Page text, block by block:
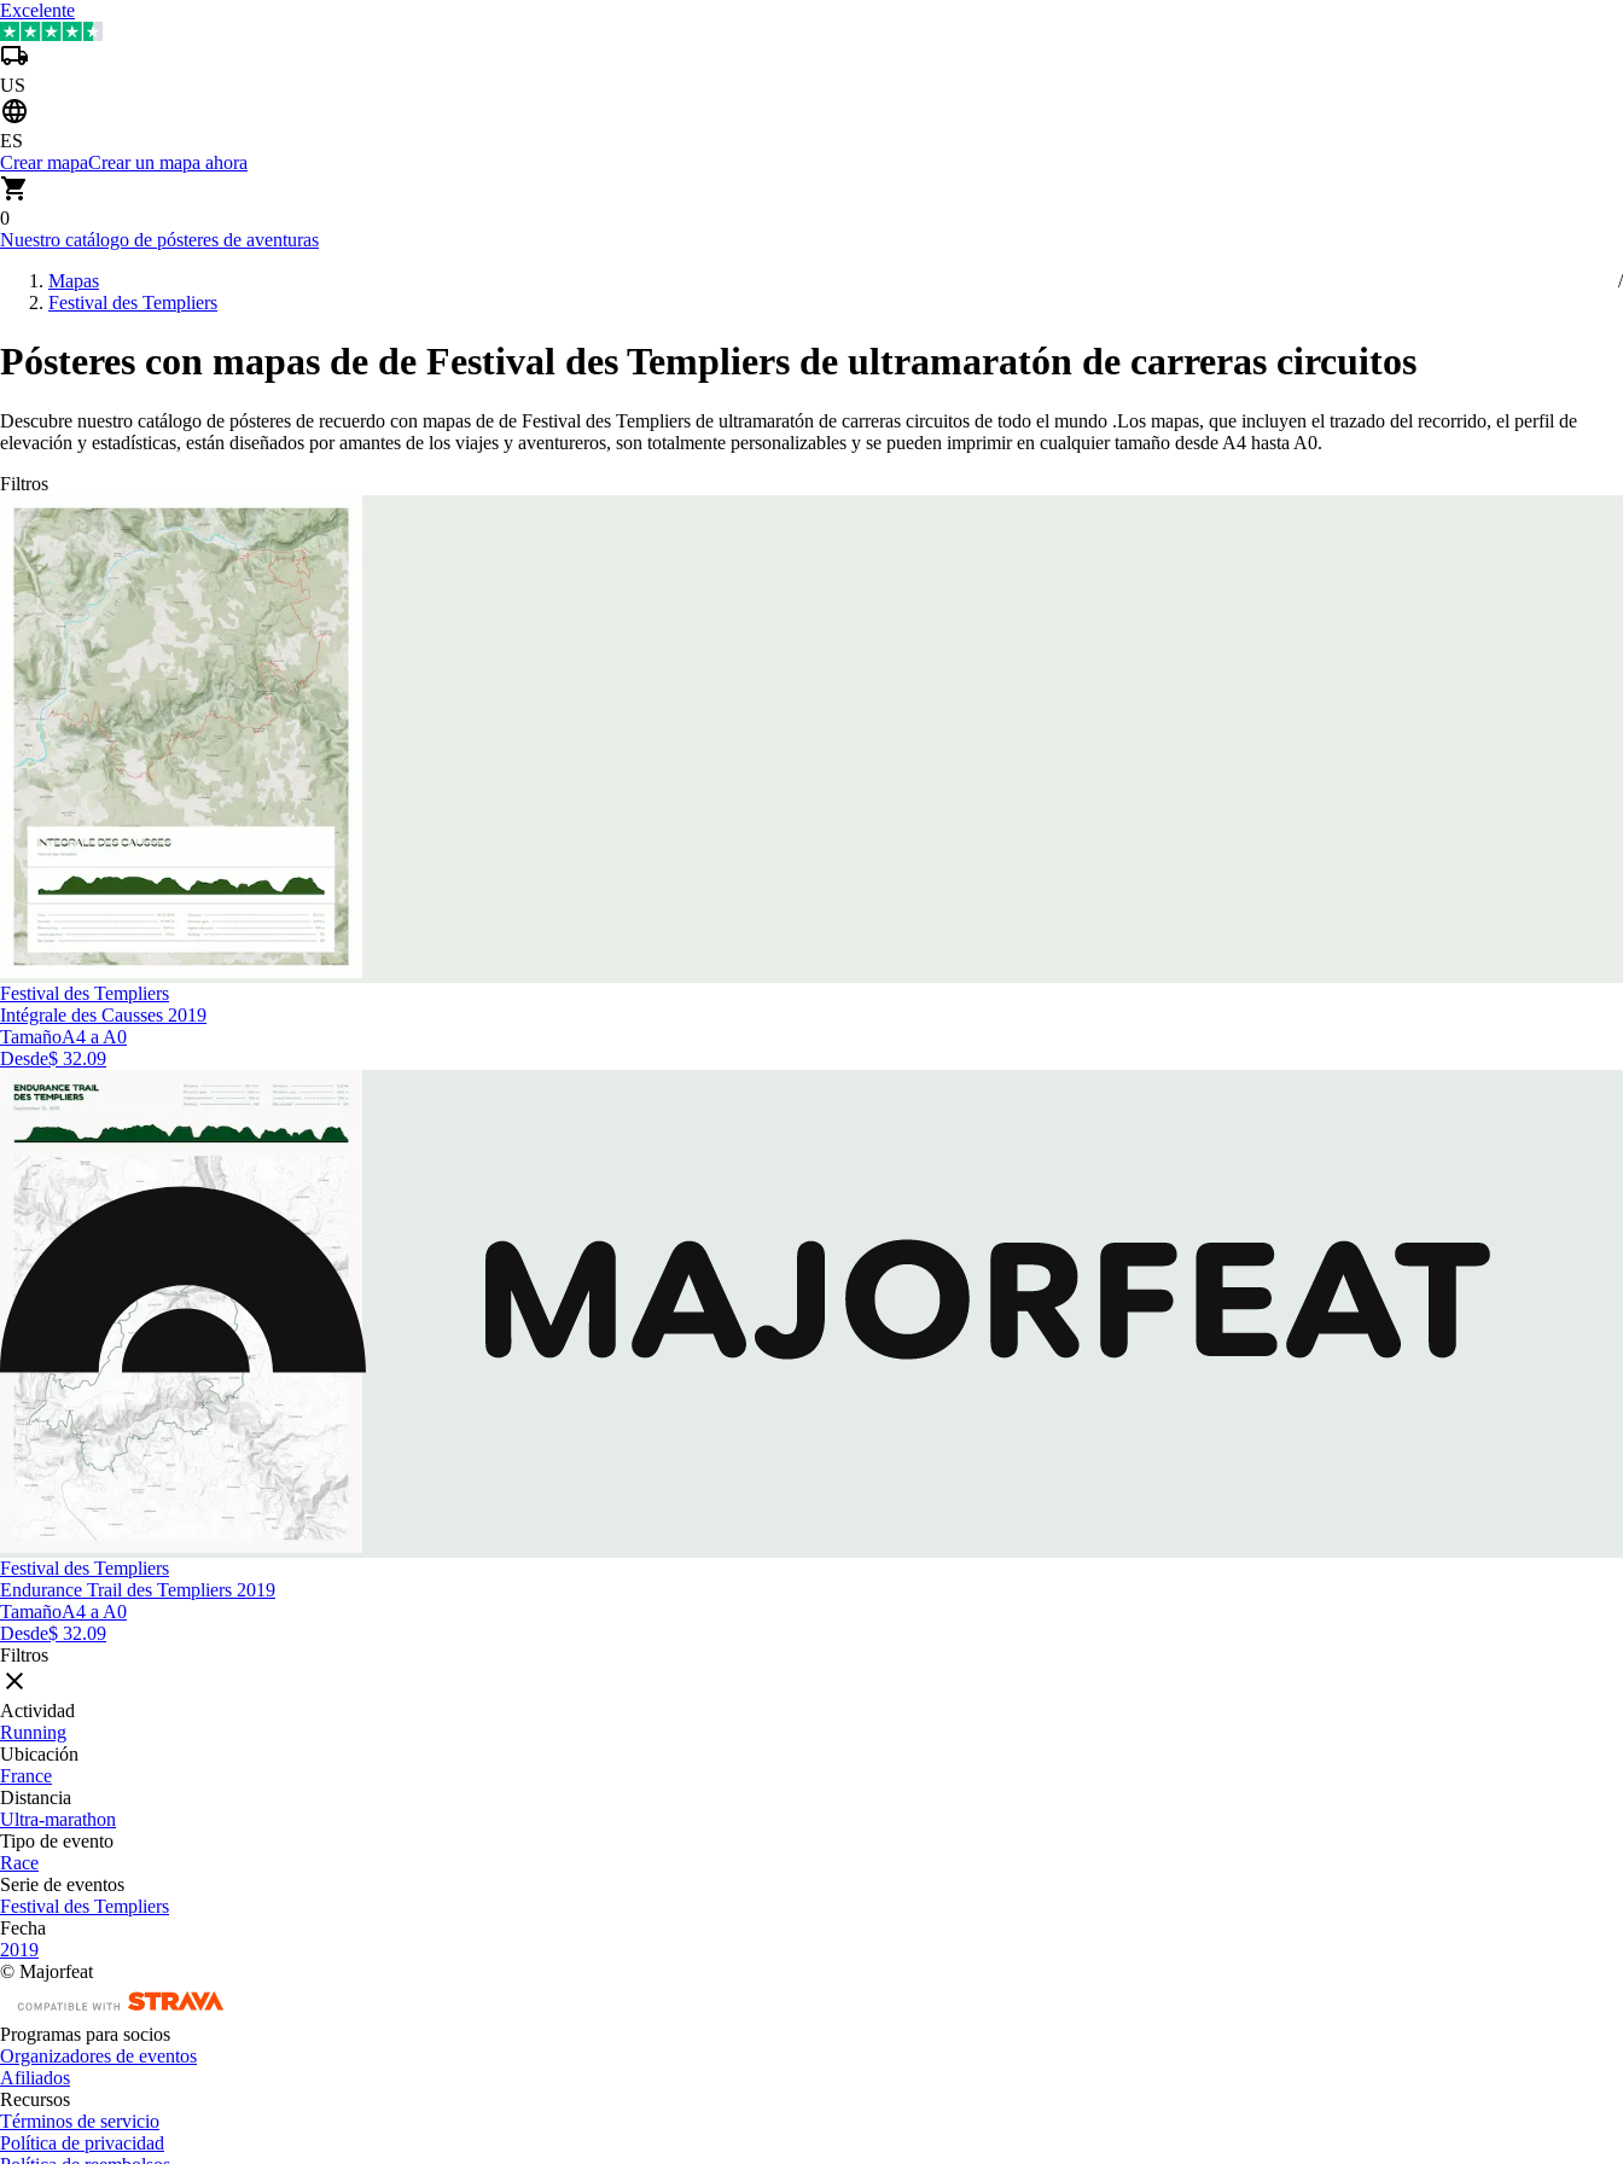
Excelente
US
ES
Crear mapaCrear un mapa ahora
0
Nuestro catálogo de pósteres de aventuras
Mapas
Festival des Templiers
Pósteres con mapas de de Festival des Templiers de ultramaratón de carreras circuitos
Descubre nuestro catálogo de pósteres de recuerdo con mapas de de Festival des Templiers de ultramaratón de carreras circuitos de todo el mundo .Los mapas, que incluyen el trazado del recorrido, el perfil de
elevación y estadísticas, están diseñados por amantes de los viajes y aventureros, son totalmente personalizables y se pueden imprimir en cualquier tamaño desde A4 hasta A0.
Filtros
Festival des Templiers
Intégrale des Causses 2019
TamañoA4 a A0
Desde$ 32.09
Festival des Templiers
Endurance Trail des Templiers 2019
TamañoA4 a A0
Desde$ 32.09
Filtros
Actividad
Running
Ubicación
France
Distancia
Ultra-marathon
Tipo de evento
Race
Serie de eventos
Festival des Templiers
Fecha
2019
© Majorfeat
Programas para socios
Organizadores de eventos
Afiliados
Recursos
Términos de servicio
Política de privacidad